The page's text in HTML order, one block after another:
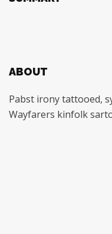
ABOUT
Pabst irony tattooed,
Wayfarers kinfolk